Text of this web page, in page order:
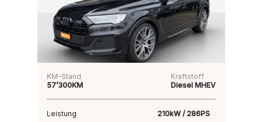
KM-Stand
57’300KM
Kraftstoff
Diesel MHEV
Leistung 210kW / 286PS